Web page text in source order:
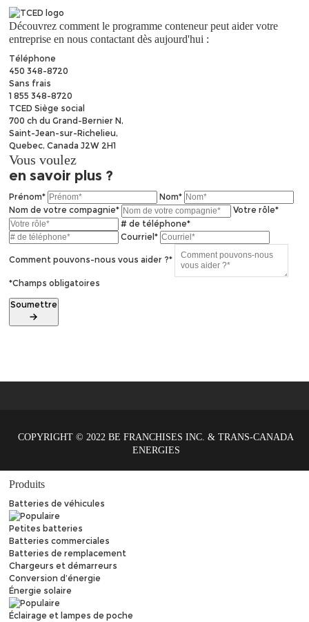
Découvrez comment le programme conteneur peut aider votre
entreprise en nous contactant dès aujourd'hui :
Téléphone
450 348-8720
Sans frais
1 855 348-8720
TCED Siège social
700 ch du Grand-Bernier N,
Saint-Jean-sur-Richelieu,
Quebec, Canada J2W 2H1
Vous voulez
en savoir plus ?
Prénom*
Nom*
Nom de votre compagnie*
Votre rôle*
# de téléphone*
Courriel*
Comment pouvons-nous vous aider ?*
*Champs obligatoires
Soumettre
Produits
Batteries de véhicules
Petites batteries
Batteries commerciales
Batteries de remplacement
Chargeurs et démarreurs
Conversion d’énergie
Énergie solaire
Éclairage et lampes de poche
COPYRIGHT © 2022 BE FRANCHISES INC. & TRANS-CANADA
ENERGIES